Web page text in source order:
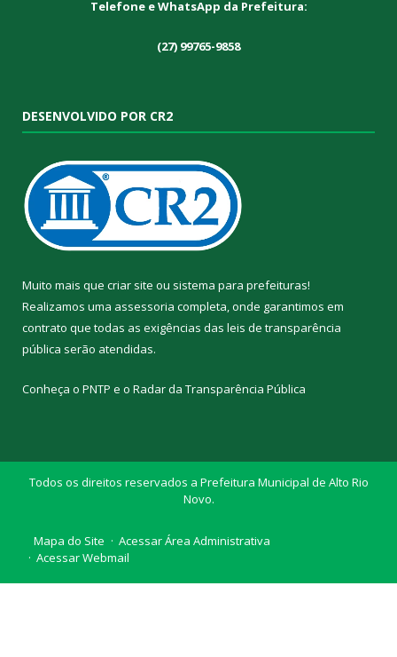
Telefone e WhatsApp da Prefeitura:
(27) 99765-9858
DESENVOLVIDO POR CR2
Muito mais que criar site ou sistema para prefeituras!
Realizamos uma assessoria completa, onde garantimos em
contrato que todas as exigências das leis de transparência
pública serão atendidas.
Conheça o PNTP e o Radar da Transparência Pública
Todos os direitos reservados a Prefeitura Municipal de Alto Rio
Novo.
Mapa do Site
Acessar Área Administrativa
Acessar Webmail